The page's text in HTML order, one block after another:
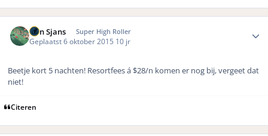
Bon Sjans Super High Roller
Geplaatst6 oktober 2015 10 jr
Beetje kort 5 nachten! Resortfees á $28/n komen er nog bij, vergeet dat
niet!
Citeren